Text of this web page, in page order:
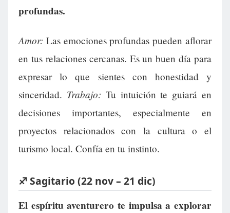
profundas.
Amor: Las emociones profundas pueden aflorar
en tus relaciones cercanas. Es un buen día para
expresar lo que sientes con honestidad y
sinceridad. Trabajo: Tu intuición te guiará en
decisiones importantes, especialmente en
proyectos relacionados con la cultura o el
turismo local. Confía en tu instinto.
♐ Sagitario (22 nov – 21 dic)
El espíritu aventurero te impulsa a explorar